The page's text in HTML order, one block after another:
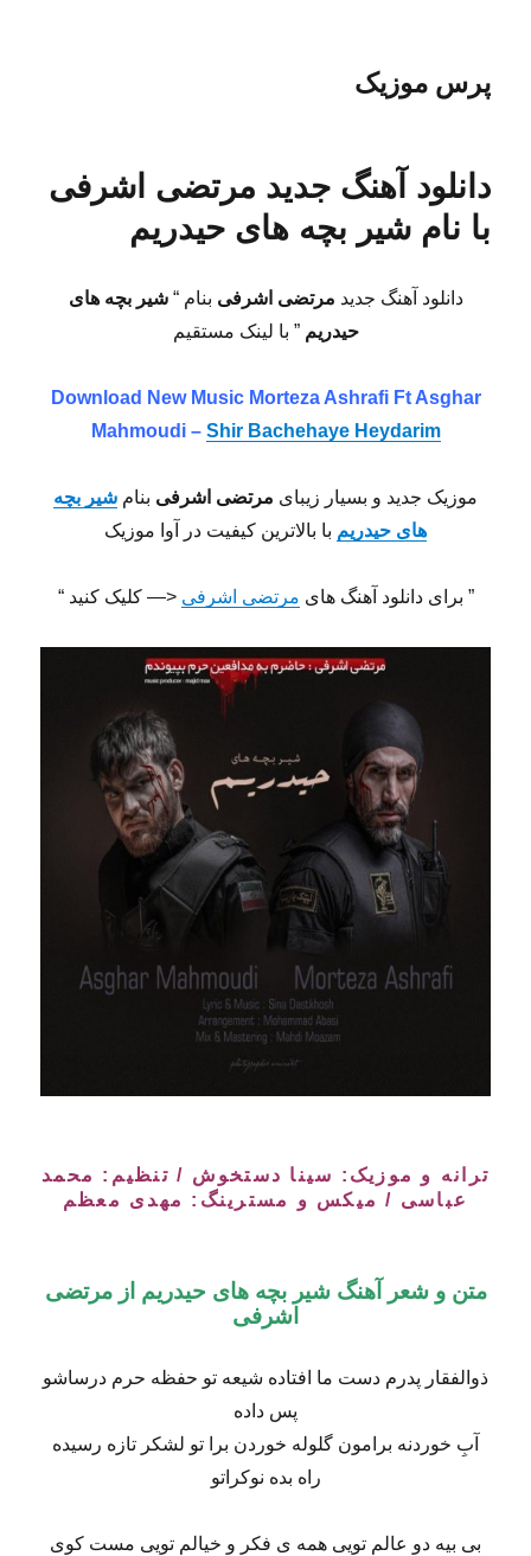
پرس موزیک
دانلود آهنگ جدید مرتضی اشرفی
با نام شیر بچه های حیدریم
دانلود آهنگ جدید مرتضی اشرفی بنام “ شیر بچه های
حیدریم” با لینک مستقیم
Download New Music Morteza Ashrafi Ft Asghar
Mahmoudi – Shir Bachehaye Heydarim
موزیک جدید و بسیار زیبای مرتضی اشرفی بنام شیر بچه
های حیدریم با بالاترین کیفیت در آوا موزیک
” برای دانلود آهنگ های مرتضی اشرفی <— کلیک کنید “
ترانه و موزیک: سینا دستخوش / تنظیم: محمد
عباسی / میکس و مسترینگ: مهدی معظم
متن و شعر آهنگ شیر بچه های حیدریم از مرتضی
اشرفی
ذوالفقار پدرم دست ما افتاده شیعه تو حفظه حرم درساشو
پس داده
آبِ خوردنه برامون گلوله خوردن برا تو لشکر تازه رسیده
راه بده نوکراتو
بی بیه دو عالم تویی همه ی فکر و خیالم تویی مست کوی